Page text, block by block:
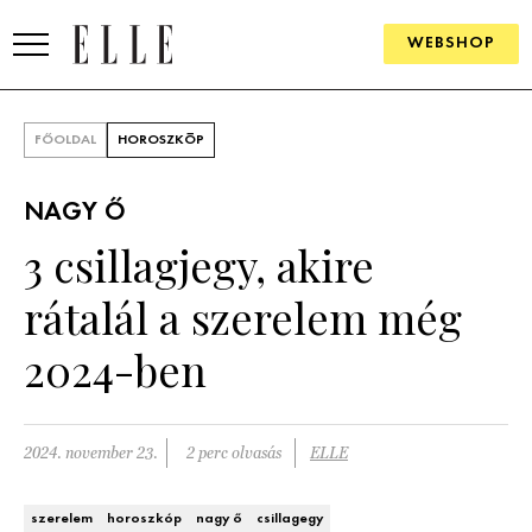
WEBSHOP
SZÉPSÉG
ÉLETMÓD
PÁRKAPCSOLAT
FŐOLDAL HOROSZKÓP
NAGY Ő
3 csillagjegy, akire
rátalál a szerelem még
2024-ben
2024. november 23. 2 perc olvasás ELLE
szerelem horoszkóp nagy ő csillagegy